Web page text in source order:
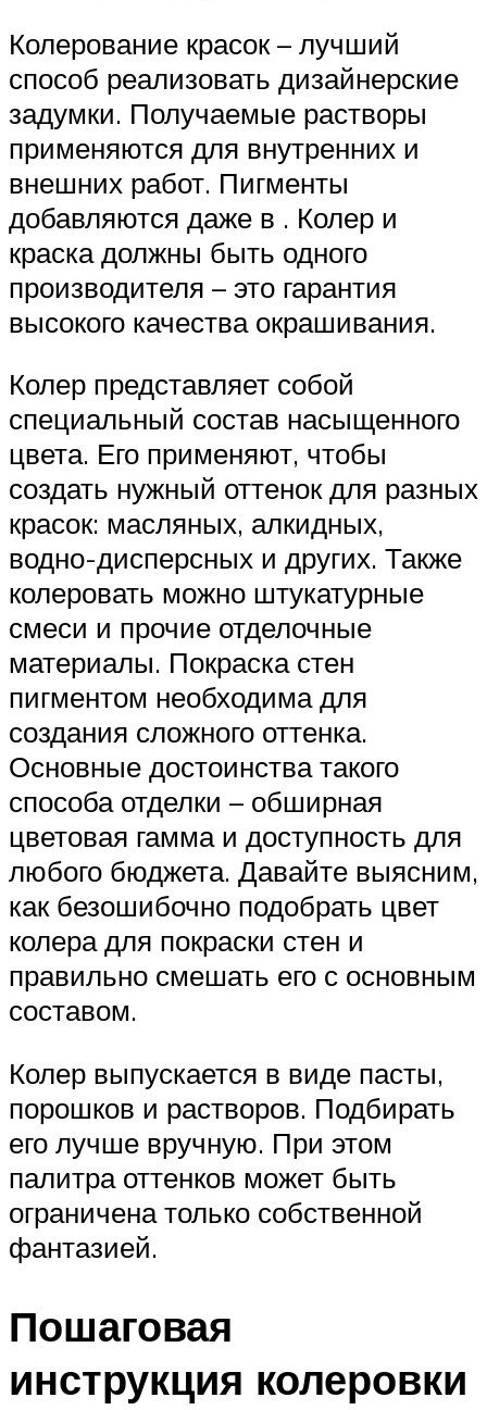
Колерование красок – лучший
способ реализовать дизайнерские
задумки. Получаемые растворы
применяются для внутренних и
внешних работ. Пигменты
добавляются даже в . Колер и
краска должны быть одного
производителя – это гарантия
высокого качества окрашивания.
Колер представляет собой
специальный состав насыщенного
цвета. Его применяют, чтобы
создать нужный оттенок для разных
красок: масляных, алкидных,
водно-дисперсных и других. Также
колеровать можно штукатурные
смеси и прочие отделочные
материалы. Покраска стен
пигментом необходима для
создания сложного оттенка.
Основные достоинства такого
способа отделки – обширная
цветовая гамма и доступность для
любого бюджета. Давайте выясним,
как безошибочно подобрать цвет
колера для покраски стен и
правильно смешать его с основным
составом.
Колер выпускается в виде пасты,
порошков и растворов. Подбирать
его лучше вручную. При этом
палитра оттенков может быть
ограничена только собственной
фантазией.
Пошаговая
инструкция колеровки